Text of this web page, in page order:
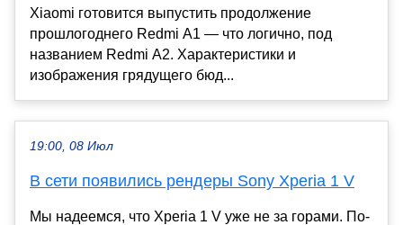
Xiaomi готовится выпустить продолжение
прошлогоднего Redmi A1 — что логично, под
названием Redmi A2. Характеристики и
изображения грядущего бюд...
19:00, 08 Июл
В сети появились рендеры Sony Xperia 1 V
Мы надеемся, что Xperia 1 V уже не за горами. По-